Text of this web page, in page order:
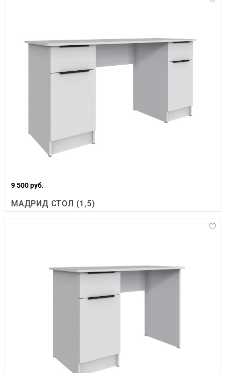
9 500 руб.
МАДРИД СТОЛ (1,5)